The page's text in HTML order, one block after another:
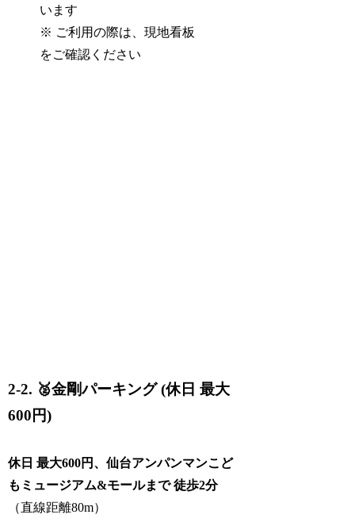
います
※ ご利用の際は、現地看板
をご確認ください
2-2. 🥈金剛パーキング (休日 最大
600円)
休日 最大600円、仙台アンパンマンこど
もミュージアム&モールまで 徒歩2分
（直線距離80m）